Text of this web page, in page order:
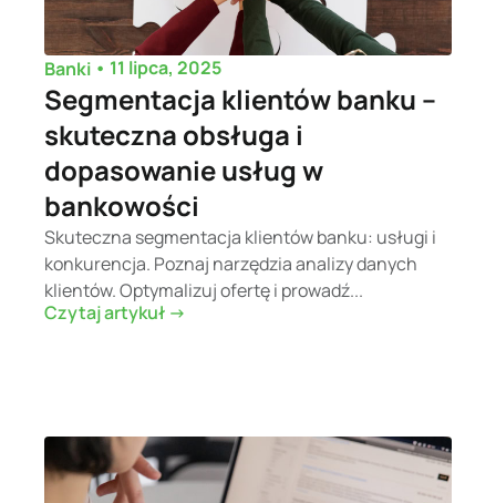
Banki • 11 lipca, 2025
Segmentacja klientów banku –
skuteczna obsługa i
dopasowanie usług w
bankowości
Skuteczna segmentacja klientów banku: usługi i
konkurencja. Poznaj narzędzia analizy danych
klientów. Optymalizuj ofertę i prowadź...
Czytaj artykuł ->